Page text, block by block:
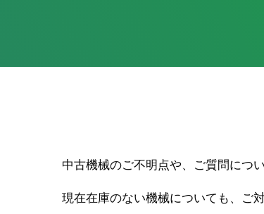
中古機械のご不明点や、ご質問につ
現在在庫のない機械についても、ご